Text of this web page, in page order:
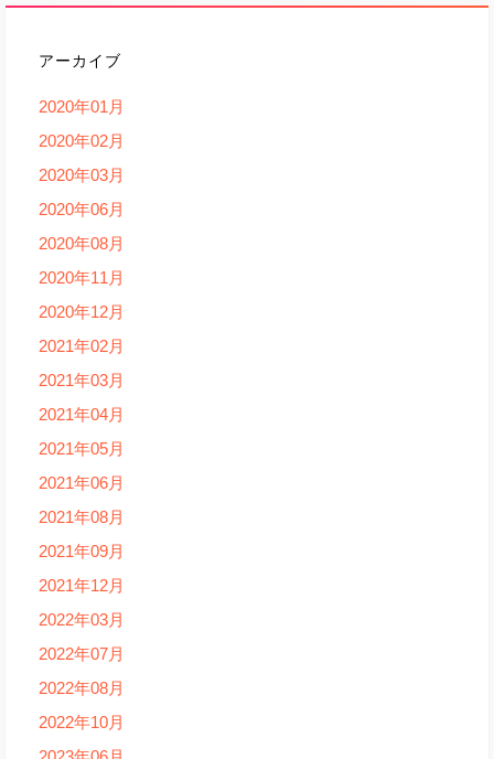
アーカイブ
2020年01月
2020年02月
2020年03月
2020年06月
2020年08月
2020年11月
2020年12月
2021年02月
2021年03月
2021年04月
2021年05月
2021年06月
2021年08月
2021年09月
2021年12月
2022年03月
2022年07月
2022年08月
2022年10月